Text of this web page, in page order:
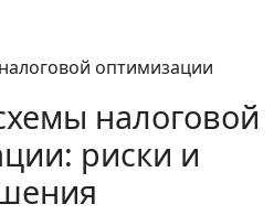
оптимизации
налоговой
риски и